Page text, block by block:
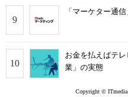
「マーケター通
お金を払えばテ
業」の実態
Copyright © ITmedia